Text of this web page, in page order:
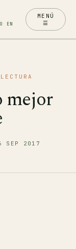
EN
MENÚ
☰
mejor
SEP 2017